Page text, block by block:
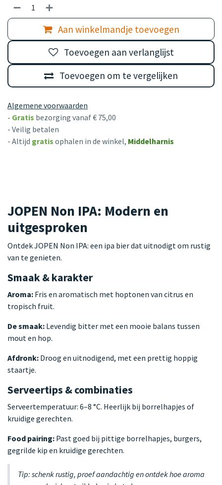
Aan winkelmandje toevoegen
Toevoegen om te vergelijken
Toevoegen aan verlanglijst
Algemene voorwaarden
- Gratis bezorging vanaf € 75,00
- Veilig betalen
- Altijd gratis ophalen in de winkel, Middelharnis
JOPEN Non IPA: Modern en
uitgesproken
Ontdek JOPEN Non IPA: een ipa bier dat uitnodigt om rustig
van te genieten.
Smaak & karakter
Aroma: Fris en aromatisch met hoptonen van citrus en
tropisch fruit.
De smaak: Levendig bitter met een mooie balans tussen
mout en hop.
Afdronk: Droog en uitnodigend, met een prettig hoppig
staartje.
Serveertips & combinaties
Serveertemperatuur: 6–8 °C. Heerlijk bij borrelhapjes of
kruidige gerechten.
Food pairing: Past goed bij pittige borrelhapjes, burgers,
gegrilde kip en kruidige gerechten.
Tip: schenk rustig, proef aandachtig en ontdek hoe aroma